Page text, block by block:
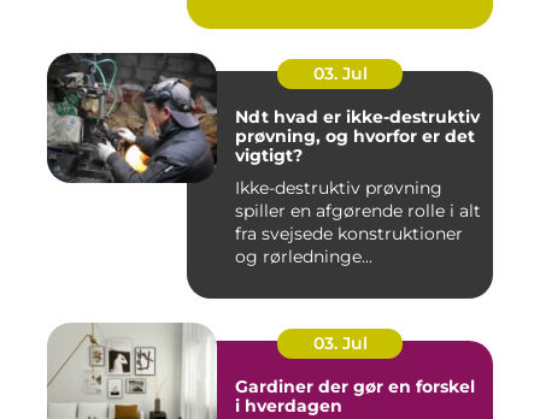
03. Jul
Ndt hvad er ikke-destruktiv
prøvning, og hvorfor er det
vigtigt?
Ikke-destruktiv prøvning
spiller en afgørende rolle i alt
fra svejsede konstruktioner
og rørledninge...
03. Jul
Gardiner der gør en forskel
i hverdagen